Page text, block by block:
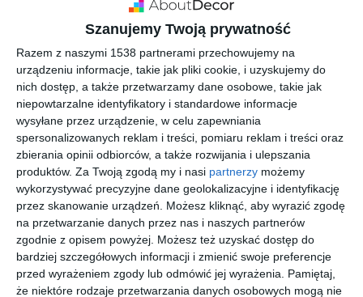
Szanujemy Twoją prywatność
Razem z naszymi 1538 partnerami przechowujemy na
urządzeniu informacje, takie jak pliki cookie, i uzyskujemy do
nich dostęp, a także przetwarzamy dane osobowe, takie jak
niepowtarzalne identyfikatory i standardowe informacje
wysyłane przez urządzenie, w celu zapewniania
spersonalizowanych reklam i treści, pomiaru reklam i treści oraz
zbierania opinii odbiorców, a także rozwijania i ulepszania
produktów. Za Twoją zgodą my i nasi partnerzy możemy
wykorzystywać precyzyjne dane geolokalizacyjne i identyfikację
przez skanowanie urządzeń. Możesz kliknąć, aby wyrazić zgodę
na przetwarzanie danych przez nas i naszych partnerów
zgodnie z opisem powyżej. Możesz też uzyskać dostęp do
bardziej szczegółowych informacji i zmienić swoje preferencje
przed wyrażeniem zgody lub odmówić jej wyrażenia.
Pamiętaj,
że niektóre rodzaje przetwarzania danych osobowych mogą nie